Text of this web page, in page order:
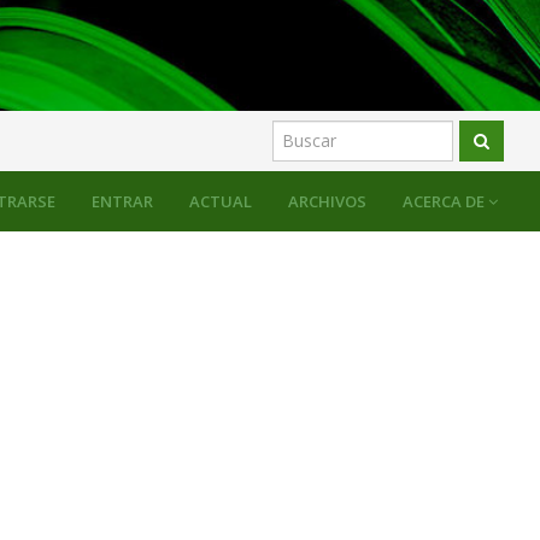
ACTUAL ARCHIVOS ACERCA DE
ENTRAR